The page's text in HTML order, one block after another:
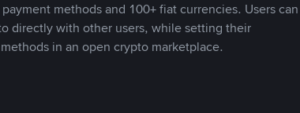
methods and 100+ fiat currencies. Users can
directly with other users, while setting their
in an open crypto marketplace.